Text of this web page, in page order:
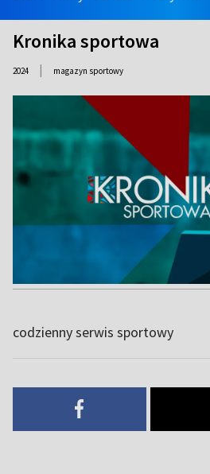
Kronika sportowa
2024 | magazyn sportowy
codzienny serwis sportowy